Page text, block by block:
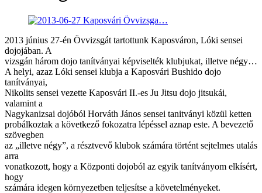
2013 június 27-én Övvizsgát tartottunk Kaposváron, Lóki sensei
dojojában. A
vizsgán három dojo tanítványai képviselték klubjukat, illetve négy…
A helyi, azaz Lóki sensei klubja a Kaposvári Bushido dojo
tanítványai,
Nikolits sensei vezette Kaposvári II.-es Ju Jitsu dojo jitsukái,
valamint a
Nagykanizsai dojóból Horváth János sensei tanitványi közül ketten
probálkoztak a következő fokozatra lépéssel aznap este. A bevezető
szövegben
az „illetve négy”, a résztvevő klubok számára történt sejtelmes utalás
arra
vonatkozott, hogy a Központi dojoból az egyik tanítványom elkísért,
hogy
számára idegen környezetben teljesítse a követelményeket.